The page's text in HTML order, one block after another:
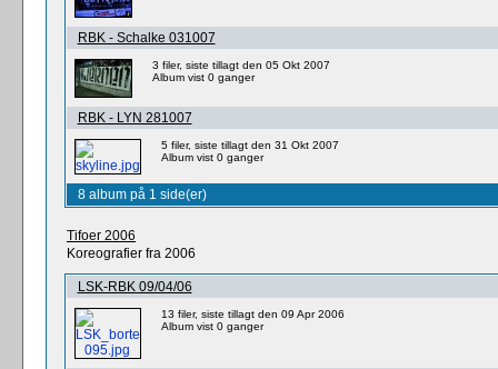
RBK - Schalke 031007
3 filer, siste tillagt den 05 Okt 2007
Album vist 0 ganger
RBK - LYN 281007
5 filer, siste tillagt den 31 Okt 2007
Album vist 0 ganger
8 album på 1 side(er)
Tifoer 2006
Koreografier fra 2006
LSK-RBK 09/04/06
13 filer, siste tillagt den 09 Apr 2006
Album vist 0 ganger